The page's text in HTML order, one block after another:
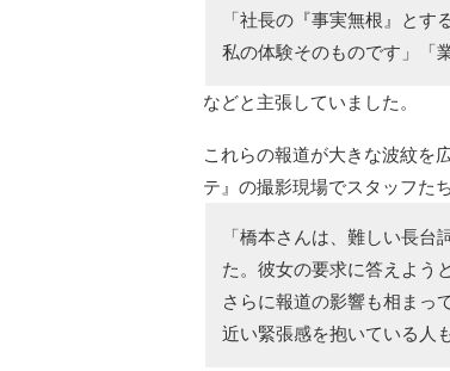
「社長の『事実無根』とす
私の体験そのものです」「
などと主張していました。
これらの報道が大きな波紋を
テ』の撮影現場でスタッフた
「橋本さんは、難しい長
た。彼女の要求に答えよう
さらに報道の影響も相まっ
近い緊張感を抱いている人